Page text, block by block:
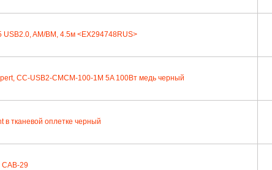
AM/BM, 4.5м <EX294748RUS>
CC-USB2-CMCM-100-1M 5A 100Вт медь черный
в тканевой оплетке черный
CAB-29